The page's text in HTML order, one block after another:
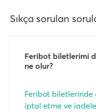
Sıkça sorulan
Feribot biletlerimi
ne olur?
Feribot biletlerinde
iptal etme ve